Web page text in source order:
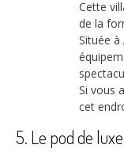
Cette
de la
Située
Si vous
cet
5. Le pod de